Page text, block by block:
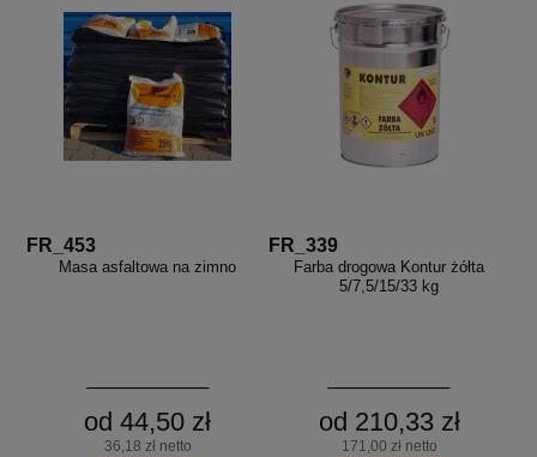
FR_453
Masa asfaltowa na zimno
od 44,50 zł
36,18 zł netto
FR_339
Farba drogowa Kontur żółta
5/7,5/15/33 kg
od 210,33 zł
171,00 zł netto